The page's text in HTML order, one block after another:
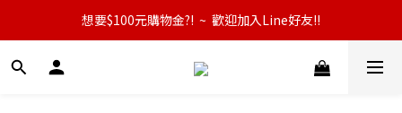
想要$100元購物金?!  ~  歡迎加入Line好友!!